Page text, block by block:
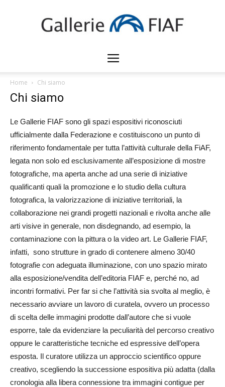
Gallerie
Home Chi siamo
Chi siamo
Le Gallerie FIAF sono gli spazi espositivi riconosciuti
ufficialmente dalla Federazione e costituiscono un punto di
riferimento fondamentale per tutta l’attività culturale della FiAF,
legata non solo ed esclusivamente all’esposizione di mostre
fotografiche, ma aperta anche ad una serie di iniziative
qualificanti quali la promozione e lo studio della cultura
fotografica, la valorizzazione di iniziative territoriali, la
collaborazione nei grandi progetti nazionali e rivolta anche alle
arti visive in generale, non disdegnando, ad esempio, la
contaminazione con la pittura o la video art. Le Gallerie FIAF,
infatti, sono strutture in grado di contenere almeno 30/40
fotografie con adeguata illuminazione, con uno spazio mirato
alla esposizione/vendita dell’editoria FIAF e, perché no, ad
incontri formativi. Per far si che l’attività sia svolta al meglio, è
necessario avviare un lavoro di curatela, ovvero un processo
di scelta delle immagini prodotte dall’autore che si vuole
esporre, tale da evidenziare la peculiarità del percorso creativo
oppure le caratteristiche tecniche ed espressive dell’opera
esposta. Il curatore utilizza un approccio scientifico oppure
creativo, scegliendo la successione espositiva più adatta (dalla
cronologia alla libera connessione tra immagini contigue per